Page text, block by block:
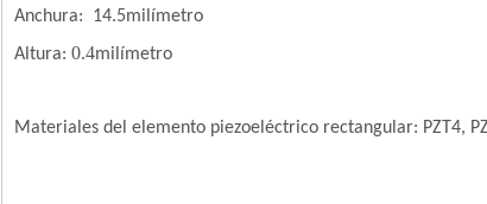
Anchura: 14.5milímetro
Altura: 0.4milímetro
Materiales del elemento piezoeléctrico rectangular: PZT4,